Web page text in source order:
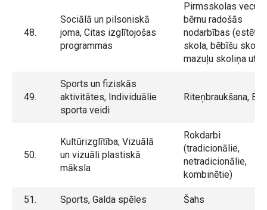
48.
Sociālā un pilsoniskā
joma, Citas izglītojošas
programmas
Pirmsskolas
bērnu radošās
nodarbības
skola, bēbīšu skola,
mazuļu skoliņa utt.)
49.
Sports un fiziskās
aktivitātes, Individuālie
sporta veidi
Riteņbraukšana,
50.
Kultūrizglītība, Vizuālā
un vizuāli plastiskā
māksla
Rokdarbi
(tradicionālie,
netradicionālie,
kombinētie)
51. Sports, Galda spēles Šahs